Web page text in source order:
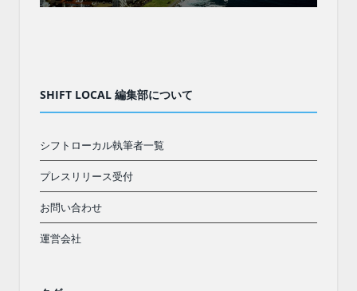
SHIFT LOCAL 編集部について
シフトローカル執筆者一覧
プレスリリース受付
お問い合わせ
運営会社